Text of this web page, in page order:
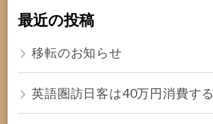
最近の投稿
移転のお知らせ
英語圏訪日客は40万円消費する